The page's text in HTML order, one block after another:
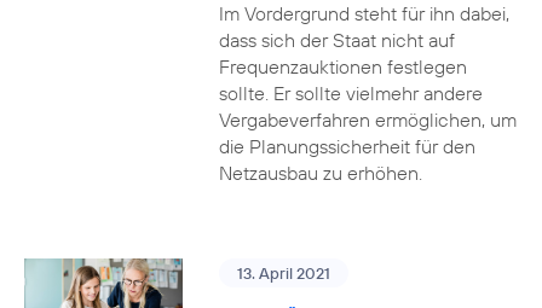
Im Vordergrund steht für ihn dabei,
dass sich der Staat nicht auf
Frequenzauktionen festlegen
sollte. Er sollte vielmehr andere
Vergabeverfahren ermöglichen, um
die Planungssicherheit für den
Netzausbau zu erhöhen.
13. April 2021